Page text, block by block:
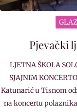
Pjevački
LJETNA ŠKOLA
SJAJNIM
Katunarić u Tisnom
na koncertu